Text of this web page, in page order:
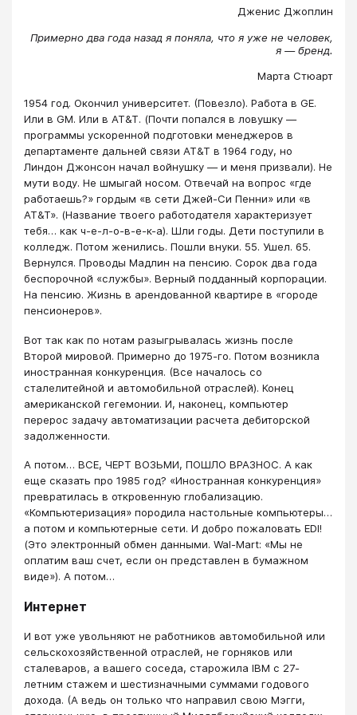
Дженис Джоплин
Примерно два года назад я поняла, что я уже не человек,
я — бренд.
Марта Стюарт
1954 год. Окончил университет. (Повезло). Работа в GE.
Или в GM. Или в AT&T. (Почти попался в ловушку —
программы ускоренной подготовки менеджеров в
департаменте дальней связи AT&T в 1964 году, но
Линдон Джонсон начал войнушку — и меня призвали). Не
мути воду. Не шмыгай носом. Отвечай на вопрос «где
работаешь?» гордым «в сети Джей-Си Пенни» или «в
AT&T». (Название твоего работодателя характеризует
тебя… как ч-е-л-о-в-е-к-а). Шли годы. Дети поступили в
колледж. Потом женились. Пошли внуки. 55. Ушел. 65.
Вернулся. Проводы Мадлин на пенсию. Сорок два года
беспорочной «службы». Верный подданный корпорации.
На пенсию. Жизнь в арендованной квартире в «городе
пенсионеров».
Вот так как по нотам разыгрывалась жизнь после
Второй мировой. Примерно до 1975-го. Потом возникла
иностранная конкуренция. (Все началось со
сталелитейной и автомобильной отраслей). Конец
американской гегемонии. И, наконец, компьютер
перерос задачу автоматизации расчета дебиторской
задолженности.
А потом… ВСЕ, ЧЕРТ ВОЗЬМИ, ПОШЛО ВРАЗНОС. А как
еще сказать про 1985 год? «Иностранная конкуренция»
превратилась в откровенную глобализацию.
«Компьютеризация» породила настольные компьютеры…
а потом и компьютерные сети. И добро пожаловать EDI!
(Это электронный обмен данными. Wal-Mart: «Мы не
оплатим ваш счет, если он представлен в бумажном
виде»). А потом…
Интернет
И вот уже увольняют не работников автомобильной или
сельскохозяйственной отраслей, не горняков или
сталеваров, а вашего соседа, старожила IBM с 27-
летним стажем и шестизначными суммами годового
дохода. (А ведь он только что направил свою Мэгги,